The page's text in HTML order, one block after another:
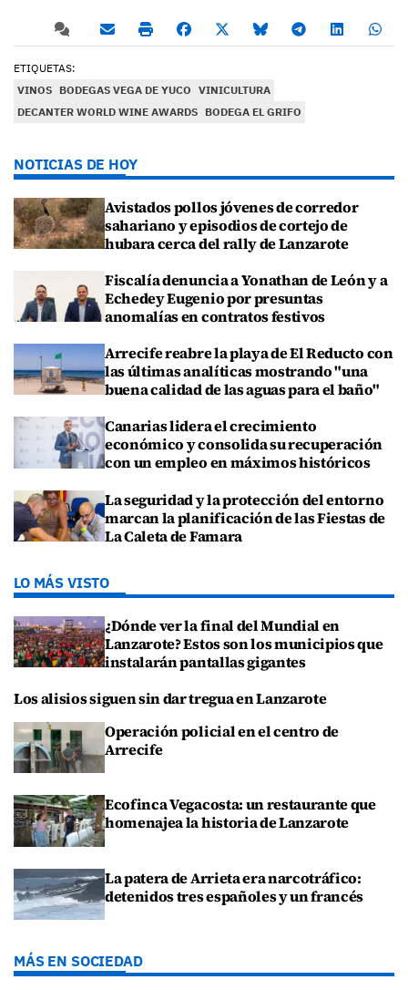
ETIQUETAS:
VINOS BODEGAS VEGA DE YUCO VINICULTURA
DECANTER WORLD WINE AWARDS BODEGA EL GRIFO
NOTICIAS DE HOY
Avistados pollos jóvenes de corredor
sahariano y episodios de cortejo de
hubara cerca del rally de Lanzarote
Fiscalía denuncia a Yonathan de León y a
Echedey Eugenio por presuntas
anomalías en contratos festivos
Arrecife reabre la playa de El Reducto con
las últimas analíticas mostrando "una
buena calidad de las aguas para el baño"
Canarias lidera el crecimiento
económico y consolida su recuperación
con un empleo en máximos históricos
La seguridad y la protección del entorno
marcan la planificación de las Fiestas de
La Caleta de Famara
LO MÁS VISTO
¿Dónde ver la final del Mundial en
Lanzarote? Estos son los municipios que
instalarán pantallas gigantes
Los alisios siguen sin dar tregua en Lanzarote
Operación policial en el centro de
Arrecife
Ecofinca Vegacosta: un restaurante que
homenajea la historia de Lanzarote
La patera de Arrieta era narcotráfico:
detenidos tres españoles y un francés
MÁS EN SOCIEDAD